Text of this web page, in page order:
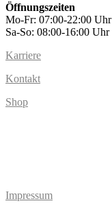
Öffnungszeiten
Mo-Fr: 07:00-22:00 Uhr
Sa-So: 08:00-16:00 Uhr
Karriere
Kontakt
Shop
Impressum